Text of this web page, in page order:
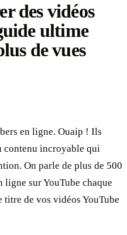
des vidéos
ultime
de vues
en ligne. Ouaip ! Ils
contenu incroyable qui
On parle de plus de 500
ligne sur YouTube chaque
de vos vidéos YouTube